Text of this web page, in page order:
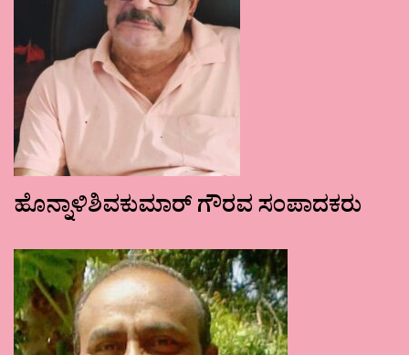
ಹೊನ್ನಾಳಿಶಿವಕುಮಾರ್ ಗೌರವ ಸಂಪಾದಕರು